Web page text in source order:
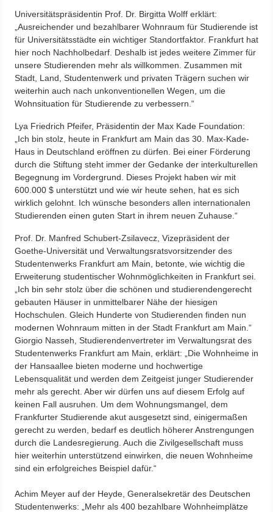
Universitätspräsidentin Prof. Dr. Birgitta Wolff erklärt:
„Ausreichender und bezahlbarer Wohnraum für Studierende ist
für Universitätsstädte ein wichtiger Standortfaktor. Frankfurt hat
hier noch Nachholbedarf. Deshalb ist jedes weitere Zimmer für
unsere Studierenden mehr als willkommen. Zusammen mit
Stadt, Land, Studentenwerk und privaten Trägern suchen wir
weiterhin auch nach unkonventionellen Wegen, um die
Wohnsituation für Studierende zu verbessern.“
Lya Friedrich Pfeifer, Präsidentin der Max Kade Foundation:
„Ich bin stolz, heute in Frankfurt am Main das 30. Max-Kade-
Haus in Deutschland eröffnen zu dürfen. Bei einer Förderung
durch die Stiftung steht immer der Gedanke der interkulturellen
Begegnung im Vordergrund. Dieses Projekt haben wir mit
600.000 $ unterstützt und wie wir heute sehen, hat es sich
wirklich gelohnt. Ich wünsche besonders allen internationalen
Studierenden einen guten Start in ihrem neuen Zuhause.“
Prof. Dr. Manfred Schubert-Zsilavecz, Vizepräsident der
Goethe-Universität und Verwaltungsratsvorsitzender des
Studentenwerks Frankfurt am Main, betonte, wie wichtig die
Erweiterung studentischer Wohnmöglichkeiten in Frankfurt sei.
„Ich bin sehr stolz über die schönen und studierendengerecht
gebauten Häuser in unmittelbarer Nähe der hiesigen
Hochschulen. Gleich Hunderte von Studierenden finden nun
modernen Wohnraum mitten in der Stadt Frankfurt am Main.“
Giorgio Nasseh, Studierendenvertreter im Verwaltungsrat des
Studentenwerks Frankfurt am Main, erklärt: „Die Wohnheime in
der Hansaallee bieten moderne und hochwertige
Lebensqualität und werden dem Zeitgeist junger Studierender
mehr als gerecht. Aber wir dürfen uns auf diesem Erfolg auf
keinen Fall ausruhen. Um dem Wohnungsmangel, dem
Frankfurter Studierende akut ausgesetzt sind, einigermaßen
gerecht zu werden, bedarf es deutlich höherer Anstrengungen
durch die Landesregierung. Auch die Zivilgesellschaft muss
hier weiterhin unterstützend einwirken, die neuen Wohnheime
sind ein erfolgreiches Beispiel dafür.“
Achim Meyer auf der Heyde, Generalsekretär des Deutschen
Studentenwerks: „Mehr als 400 bezahlbare Wohnheimplätze